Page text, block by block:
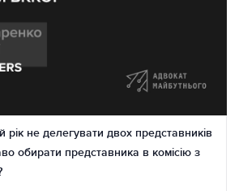
рік не делегувати двох представників
обирати представника в комісію з